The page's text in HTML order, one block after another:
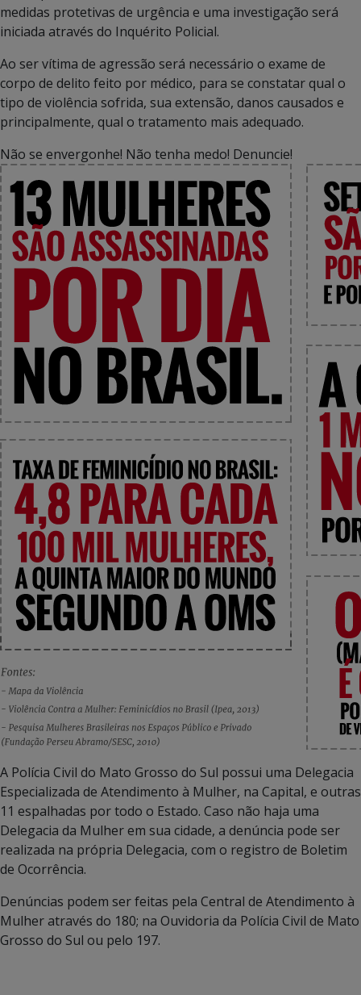
medidas protetivas de urgência e uma investigação será
iniciada através do Inquérito Policial.
Ao ser vítima de agressão será necessário o exame de
corpo de delito feito por médico, para se constatar qual o
tipo de violência sofrida, sua extensão, danos causados e
principalmente, qual o tratamento mais adequado.
Não se envergonhe! Não tenha medo! Denuncie!
A Polícia Civil do Mato Grosso do Sul possui uma Delegacia
Especializada de Atendimento à Mulher, na Capital, e outras
11 espalhadas por todo o Estado. Caso não haja uma
Delegacia da Mulher em sua cidade, a denúncia pode ser
realizada na própria Delegacia, com o registro de Boletim
de Ocorrência.
Denúncias podem ser feitas pela Central de Atendimento à
Mulher através do 180; na Ouvidoria da Polícia Civil de Mato
Grosso do Sul ou pelo 197.